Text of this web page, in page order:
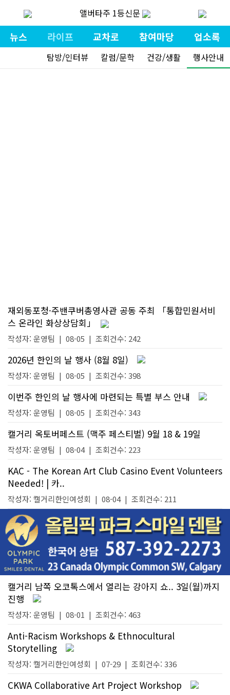
앨버타주 1등신문
뉴스 라이프 교차로 참여마당 업소록
탐방/인터뷰 칼럼/문학 건강/생활 행사안내
재외동포청·주밴쿠버총영사관 공동 주최 「통합민원서비
스 온라인 화상상담회」
작성자: 운영팀 | 08-05 | 조회건수: 242
2026년 한인의 날 행사 (8월 8일)
작성자: 운영팀 | 08-05 | 조회건수: 398
이번주 한인의 날 행사에 마련되는 특별 부스 안내
작성자: 운영팀 | 08-05 | 조회건수: 343
캘거리 옥토버페스트 (맥주 페스티벌) 9월 18 & 19일
작성자: 운영팀 | 08-04 | 조회건수: 223
KAC - The Korean Art Club Casino Event Volunteers
Needed! | 카..
작성자: 캘거리한인여성회 | 08-04 | 조회건수: 211
캘거리 남쪽 오코톡스에서 열리는 강아지 쇼.. 3일(월)까지
진행
작성자: 운영팀 | 08-01 | 조회건수: 463
Anti-Racism Workshops & Ethnocultural
Storytelling
작성자: 캘거리한인여성회 | 07-29 | 조회건수: 336
CKWA Collaborative Art Project Workshop